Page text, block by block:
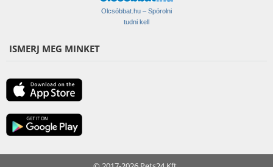
Olcsóbbat.hu – Spórolni
tudni kell
ISMERJ MEG MINKET